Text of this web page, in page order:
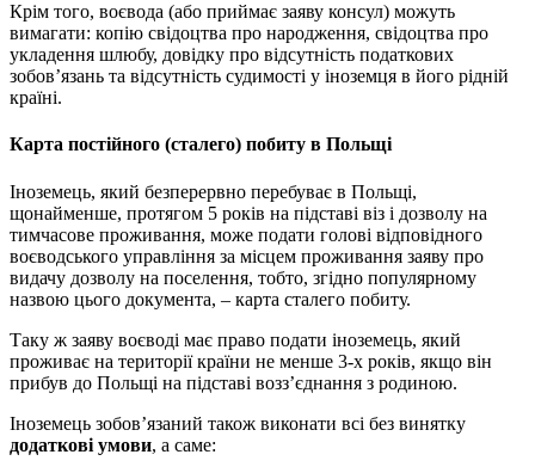
Крім того, воєвода (або приймає заяву консул) можуть
вимагати: копію свідоцтва про народження, свідоцтва про
укладення шлюбу, довідку про відсутність податкових
зобов’язань та відсутність судимості у іноземця в його рідній
країні.
Карта постійного (сталего) побиту в Польщі
Іноземець, який безперервно перебуває в Польщі,
щонайменше, протягом 5 років на підставі віз і дозволу на
тимчасове проживання, може подати голові відповідного
воєводського управління за місцем проживання заяву про
видачу дозволу на поселення, тобто, згідно популярному
назвою цього документа, – карта сталего побиту.
Таку ж заяву воєводі має право подати іноземець, який
проживає на території країни не менше 3-х років, якщо він
прибув до Польщі на підставі возз’єднання з родиною.
Іноземець зобов’язаний також виконати всі без винятку
додаткові умови, а саме: